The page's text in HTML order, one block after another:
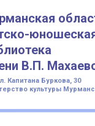
В.П.
Капитана Буркова, 30
культуры